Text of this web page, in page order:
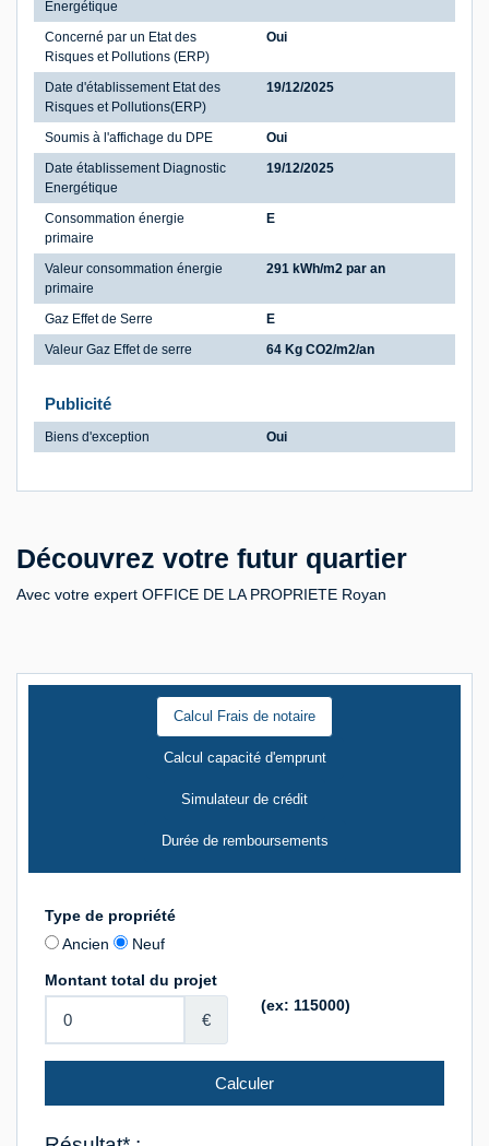
Energétique
Concerné par un Etat des
Risques et Pollutions (ERP)
Oui
Date d'établissement Etat des
Risques et Pollutions(ERP)
19/12/2025
Soumis à l'affichage du DPE
Oui
Date établissement Diagnostic
Energétique
19/12/2025
Consommation énergie
primaire
E
Valeur consommation énergie
primaire
291 kWh/m2 par an
Gaz Effet de Serre
E
Valeur Gaz Effet de serre
64 Kg CO2/m2/an
Publicité
Biens d'exception Oui
Découvrez votre futur quartier
Avec votre expert OFFICE DE LA PROPRIETE Royan
Calcul Frais de notaire
Calcul capacité d'emprunt
Simulateur de crédit
Durée de remboursements